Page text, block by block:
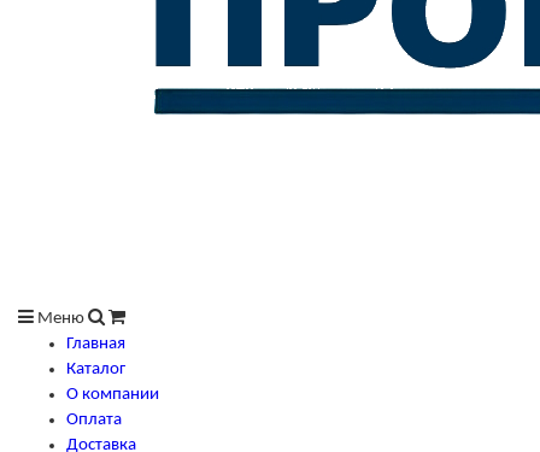
Меню
Главная
Каталог
О компании
Оплата
Доставка